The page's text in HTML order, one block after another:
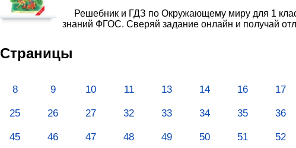
Решебник и ГДЗ по Окружающему миру для 1
знаний ФГОС. Сверяй задание онлайн и получай
Страницы
8 9 10 11 13 14 16 17
25 26 27 32 33 34 35 36
45 46 47 48 49 50 51 52